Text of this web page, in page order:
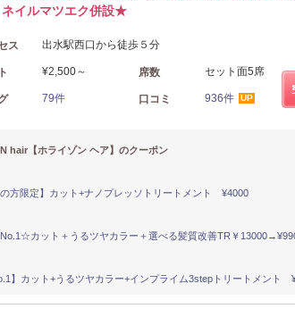
ネイルマツエク併設★
ス 出水駅西口から徒歩５分
¥2,500～ 席数 セット面5席
79件 口コミ 936件 UP
hair【ホライゾン ヘア】のクーポン
の方限定】カット+ナノプレッソトリートメント ¥4000
カット＋うるツヤカラー＋選べる髪質改善TR￥
】カット+うるツヤカラー+インプライム3stepトリートメント